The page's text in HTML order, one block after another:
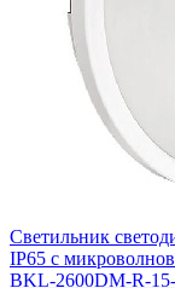
Светильник
IP65 с
BKL-2600DM-R-